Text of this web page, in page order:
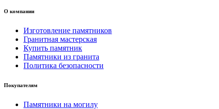
О компании
Изготовление памятников
Гранитная мастерская
Купить памятник
Памятники из гранита
Политика безопасности
Покупателям
Памятники на могилу